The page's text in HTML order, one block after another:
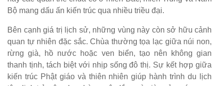
Bộ mang dấu ấn kiến trúc qua nhiều triều đại.
Bên cạnh giá trị lịch sử, những vùng này còn sở hữu cảnh
quan tự nhiên đặc sắc. Chùa thường tọa lạc giữa núi non,
rừng già, hồ nước hoặc ven biển, tạo nên không gian
thanh tịnh, tách biệt với nhịp sống đô thị. Sự kết hợp giữa
kiến trúc Phật giáo và thiên nhiên giúp hành trình du lịch